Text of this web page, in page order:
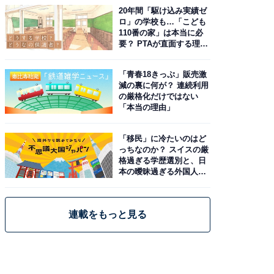
20年間「駆け込み実績ゼ
ロ」の学校も…「こども
110番の家」は本当に必
要？ PTAが直面する理想
「青春18きっぷ」販売激
減の裏に何が？ 連続利用
の厳格化だけではない
「本当の理由」
「移民」に冷たいのはど
っちなのか？ スイスの厳
格過ぎる学歴選別と、日
本の曖昧過ぎる外国人政
連載をもっと見る